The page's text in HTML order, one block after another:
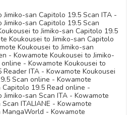
san Capitolo 19.5 Scan ITA -
san Capitolo 19.5 Scan
to Jimiko-san Capitolo 19.5
Koukousei to Jimiko-san Capitolo
Koukousei to Jimiko-san
- Kowamote Koukousei to Jimiko-
- Kowamote Koukousei to
Reader ITA - Kowamote Koukousei
Scan online - Kowamote
Capitolo 19.5 Read online -
san Scan ITA - Kowamote
ITALIANE - Kowamote
MangaWorld - Kowamote